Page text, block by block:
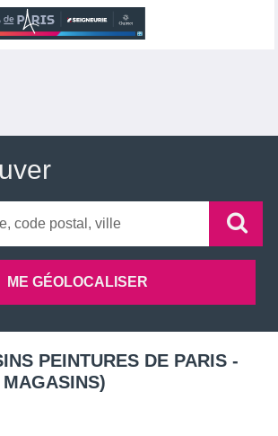
PEINTURES DE PARIS -
MAGASINS)